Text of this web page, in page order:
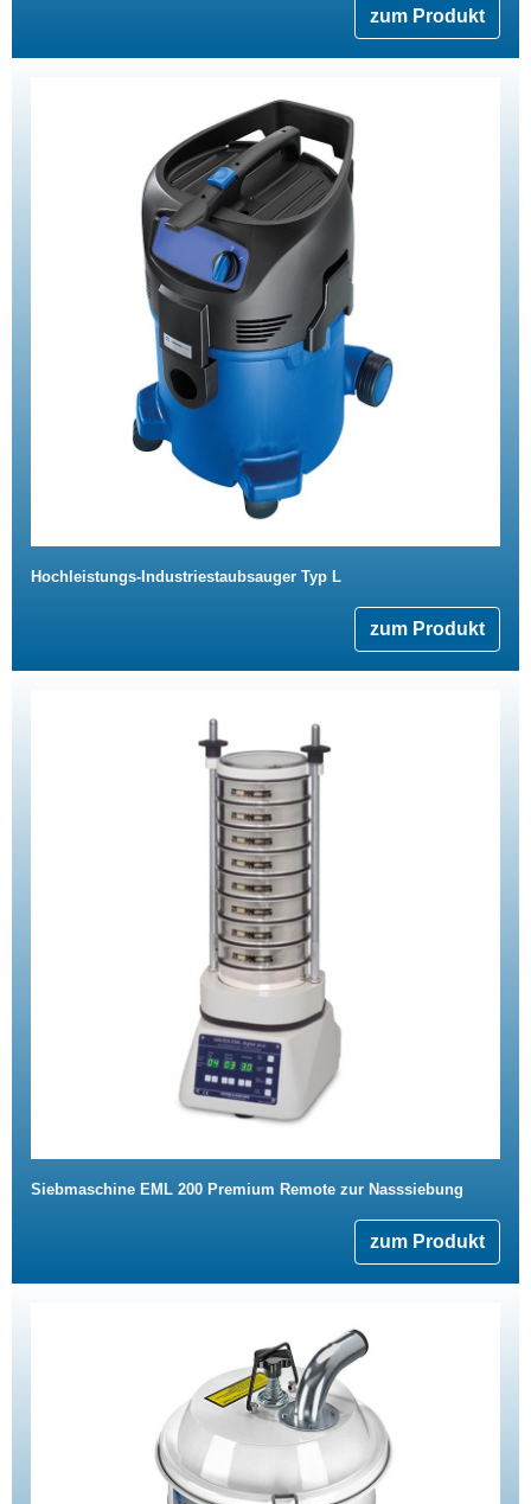
zum Produkt
Hochleistungs-Industriestaubsauger Typ L
zum Produkt
Siebmaschine EML 200 Premium Remote zur Nasssiebung
zum Produkt